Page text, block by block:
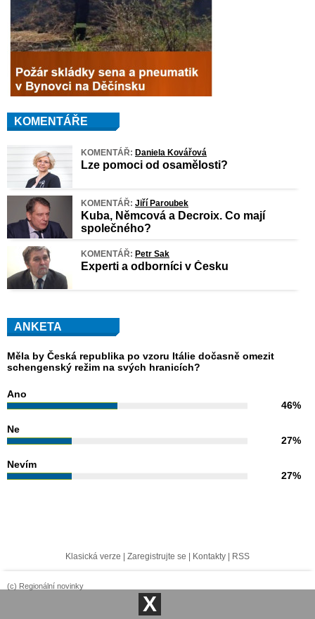
KOMENTÁŘE
KOMENTÁŘ: Daniela Kovářová
Lze pomoci od osamělosti?
KOMENTÁŘ: Jiří Paroubek
Kuba, Němcová a Decroix. Co mají
společného?
KOMENTÁŘ: Petr Sak
Experti a odborníci v Česku
ANKETA
Měla by Česká republika po vzoru Itálie dočasně omezit
schengenský režim na svých hranicích?
Ano
46%
Ne
27%
Nevím
27%
Klasická verze Zaregistrujte se Kontakty RSS
(c) Regionální novinky
X